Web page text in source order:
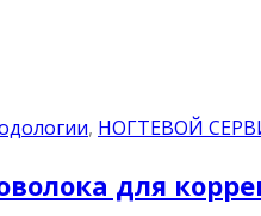
, НОГТЕВОЙ
для